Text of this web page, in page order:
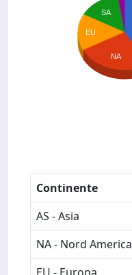
SA
EU
NA
Continente
AS - Asia
NA - Nord America